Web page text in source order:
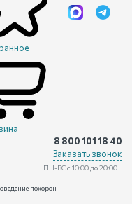
8 800 101 18 40
Заказать звонок
ПН-ВС с 10:00 до 20:00
похорон